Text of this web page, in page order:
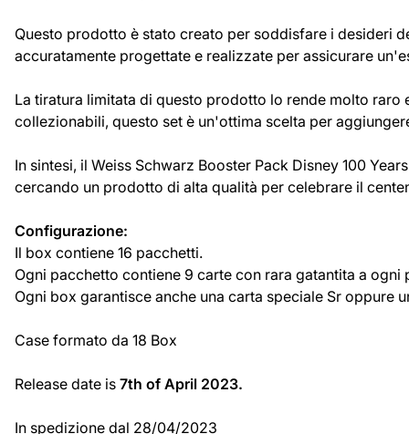
Questo prodotto è stato creato per soddisfare i desideri
accuratamente progettate e realizzate per assicurare
La tiratura limitata di questo prodotto lo rende molto
collezionabili, questo set è un'ottima scelta per
In sintesi, il Weiss Schwarz Booster Pack Disney 100
cercando un prodotto di alta qualità per celebrare il
Configurazione:
Il box contiene 16 pacchetti.
Ogni pacchetto contiene 9 carte con rara gatantita a ogni
Ogni box garantisce anche una carta speciale Sr oppure
Case formato da 18 Box
Release date is 7th of April 2023.
In spedizione dal 28/04/2023